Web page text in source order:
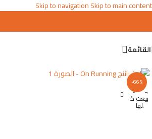
Skip to navigationSkip to main content
القائمة
-66%
بيعت ك
لها